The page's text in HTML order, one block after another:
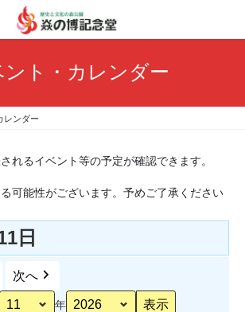
ント・カレンダー
レンダー
れるイベント等の予定が確認できます。
可能性がございます。予めご了承ください
日
次へ
年